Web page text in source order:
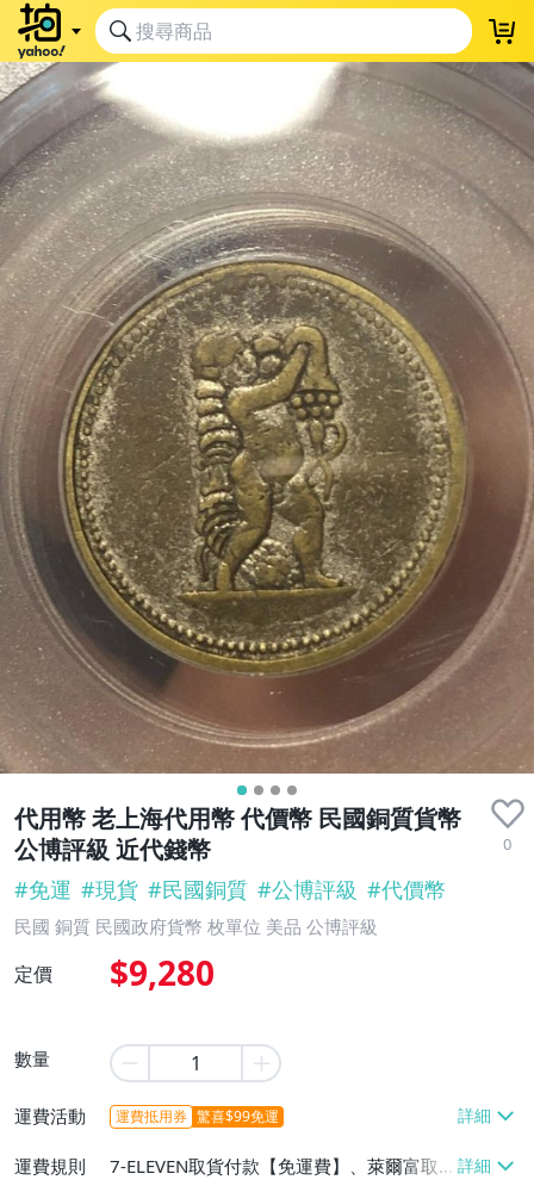
代用幣 老上海代用幣 代價幣 民國銅質貨幣
公博評級 近代錢幣
0
#免運 #現貨 #民國銅質 #公博評級 #代價幣
民國 銅質 民國政府貨幣 枚單位 美品 公博評級
定價 $9,280
數量
運費活動 運費抵用券 驚喜$99免運
運費規則
7-ELEVEN取貨付款【免運費】、萊爾富取